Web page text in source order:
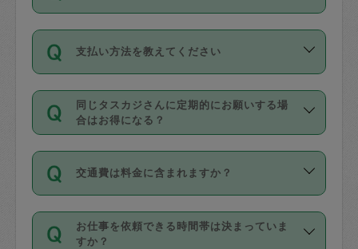
利用ください。機能をご利用いただくに
の上事前申請することが必要です。な
お、3時間を下回っても、値引き等はござ
いません。
11種類の価格帯の中からタスカジさん自
身が価格を選んで設定しています。
タスカジさんの価格設定には最初は制限
があり、レビュー件数、レビューの平均
値、などで除々に設定可能な最高額が上
がっていく仕組みになっています。
支払い方法を教えてください
お支払方法はクレジットカード（Visa／
Master／JCB／AMERICAN EXPRESS／
Diners Club）のみとなります。
を行う際にご入力ください。プロフィー
ル登録時にはご入力いただかなくても大
丈夫です。
デビットカード・プリペイドカード（Vプ
同じタスカジさんに定期的にお願いする場
合はお得になる？
依頼には「スポット」と「定期（毎週｜
隔週）」があり、「定期」の依頼は「ス
ポット」よりお得な料金でご利用できま
す。
定期の最低利用回数は設けていない代わ
交通費は料金に含まれますか？
交通費は依頼料金とは別途発生し、依頼
料金のご請求と合わせてお支払いとなり
お仕事を依頼できる時間帯は決まっていま
すか？